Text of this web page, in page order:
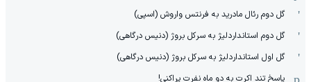
گل دوم رئال مادرید به فرنتس واروش (اسپی)
گل دوم استانداردلیژ به سرکل بروژ (دنیس درگاهی)
گل اول استانداردلیژ به سرکل بروژ (دنیس درگاهی)
پاسخ تند اکرت به دو ماه نفرت پراکنی!